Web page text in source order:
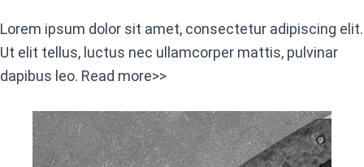
Lorem ipsum dolor sit amet, consectetur adipiscing elit.
Ut elit tellus, luctus nec ullamcorper mattis, pulvinar
dapibus leo. Read more>>